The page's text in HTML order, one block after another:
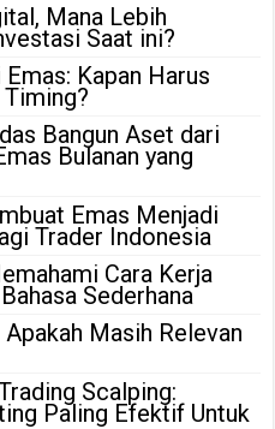
Mana Lebih
Saat ini?
Kapan Harus
Bangun Aset dari
Bulanan yang
Emas Menjadi
Trader Indonesia
Cara Kerja
Sederhana
Masih Relevan
Scalping:
Paling Efektif Untuk